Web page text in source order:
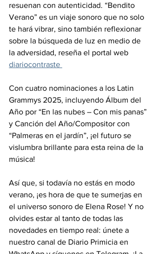
resuenan con autenticidad. “Bendito
Verano” es un viaje sonoro que no solo
te hará vibrar, sino también reflexionar
sobre la búsqueda de luz en medio de
la adversidad, reseña el portal web
diariocontraste
Con cuatro nominaciones a los Latin
Grammys 2025, incluyendo Álbum del
Año por “En las nubes – Con mis panas”
y Canción del Año/Compositor con
“Palmeras en el jardín”, ¡el futuro se
vislumbra brillante para esta reina de la
música!
Así que, si todavía no estás en modo
verano, ¡es hora de que te sumerjas en
el universo sonoro de Elena Rose! Y no
olvides estar al tanto de todas las
novedades en tiempo real: únete a
nuestro canal de Diario Primicia en